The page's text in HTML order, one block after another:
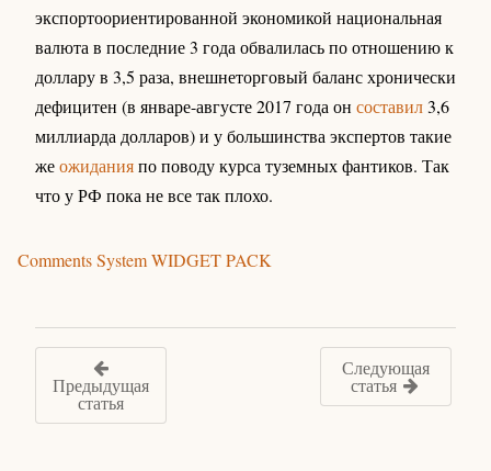
экспортоориентированной экономикой национальная
валюта в последние 3 года обвалилась по отношению к
доллару в 3,5 раза, внешнеторговый баланс хронически
дефицитен (в январе-августе 2017 года он составил3,6
миллиарда долларов) и у большинства экспертов такие
жеожиданияпо поводу курса туземных фантиков. Так
что у РФ пока не все так плохо.
Comments System WIDGET PACK
Предыдущая
статья
Следующая
статья